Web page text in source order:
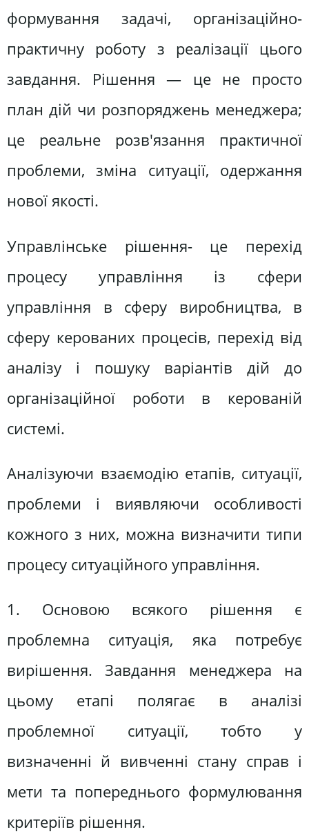
формування задачі, організаційно-
практичну роботу з реалізації цього
завдання. Рішення — це не просто
план дій чи розпоряджень менеджера;
це реальне розв'язання практичної
проблеми, зміна ситуації, одержання
нової якості.
Управлінське рішення- це перехід
процесу управління із сфери
управління в сферу виробництва, в
сферу керованих процесів, перехід від
аналізу і пошуку варіантів дій до
організаційної роботи в керованій
системі.
Аналізуючи взаємодію етапів, ситуації,
проблеми і виявляючи особливості
кожного з них, можна визначити типи
процесу ситуаційного управління.
1. Основою всякого рішення є
проблемна ситуація, яка потребує
вирішення. Завдання менеджера на
цьому етапі полягає в аналізі
проблемної ситуації, тобто у
визначенні й вивченні стану справ і
мети та попереднього формулювання
критеріїв рішення.